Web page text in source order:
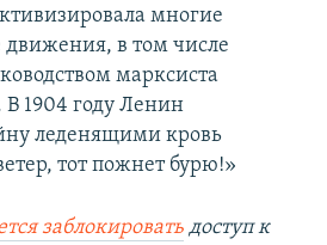
многие
в том числе
марксиста
В 1904 году Ленин
леденящими кровь
тот пожнет бурю!»
заблокировать доступ к